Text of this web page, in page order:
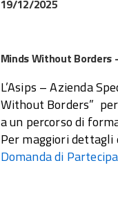
19/12/2025
Minds Without Borders
L’Asips – Azienda
Without Borders”
a un percorso di
Per maggiori dettagli
Domanda di